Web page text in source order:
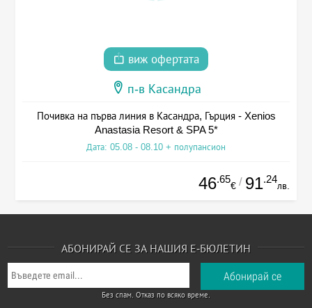
виж офертата
п-в Касандра
Почивка на първа линия в Касандра, Гърция - Xenios
Anastasia Resort & SPA 5*
Дата: 05.08 - 08.10 + полупансион
46.65
€ / 91.24
лв.
АБОНИРАЙ СЕ ЗА НАШИЯ Е-БЮЛЕТИН
Без спам. Отказ по всяко време.